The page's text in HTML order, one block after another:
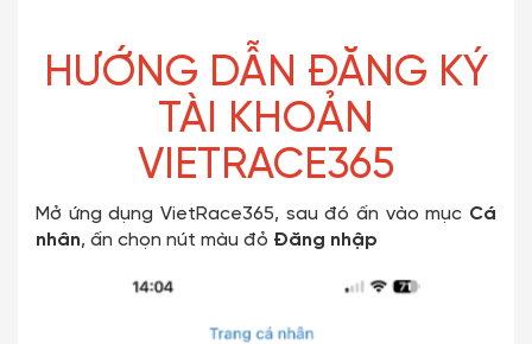
HƯỚNG DẪN ĐĂNG KÝ
TÀI KHOẢN
VIETRACE365
Mở ứng dụng VietRace365, sau đó ấn vào mục Cá
nhân, ấn chọn nút màu đỏ Đăng nhập